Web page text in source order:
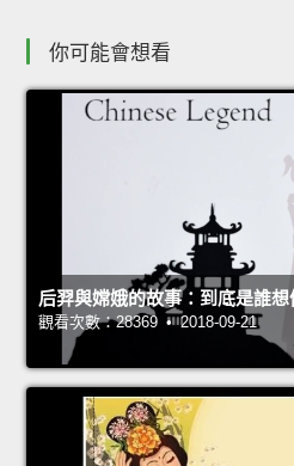
你可能會想看
后羿與嫦娥的故事：到底是誰想
觀看次數：28369 • 2018-09-21